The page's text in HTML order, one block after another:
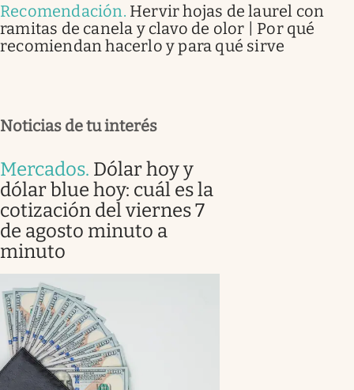
Recomendación. Hervir hojas de laurel con
ramitas de canela y clavo de olor | Por qué
recomiendan hacerlo y para qué sirve
Noticias de tu interés
Mercados. Dólar hoy y
dólar blue hoy: cuál es la
cotización del viernes 7
de agosto minuto a
minuto